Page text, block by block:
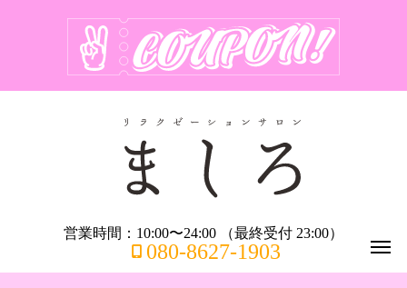
営業時間：10:00〜24:00 （最終受付 23:00）
080-8627-1903